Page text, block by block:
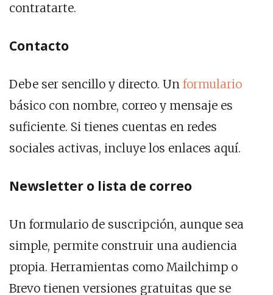
contratarte.
Contacto
Debe ser sencillo y directo. Un formulario
básico con nombre, correo y mensaje es
suficiente. Si tienes cuentas en redes
sociales activas, incluye los enlaces aquí.
Newsletter o lista de correo
Un formulario de suscripción, aunque sea
simple, permite construir una audiencia
propia. Herramientas como Mailchimp o
Brevo tienen versiones gratuitas que se